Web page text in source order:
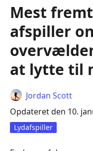
Mest
afspiller
at lytte til
Jordan Scott
Opdateret den 10.
Lydafspiller